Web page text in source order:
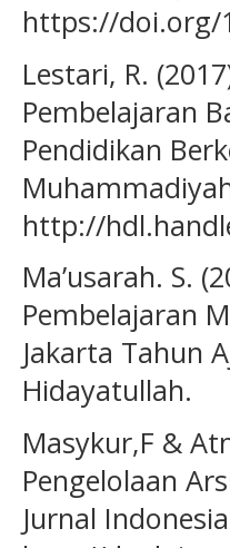
https://doi.org/
Lestari, R.
Pembelajaran
Pendidikan
http://
Ma’usarah. S.
Pembelajaran
Jakarta Tahun
Hidayatullah.
Masykur,F &
Pengelolaan
Jurnal